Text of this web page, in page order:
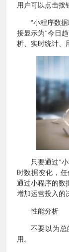
用户可以点击按
“小程序数
接显示为“今日
析、实时统计、
只要通过“
时数据变化，
通过小程序的数
增加运营投入的
性能分析
不要以为
用。